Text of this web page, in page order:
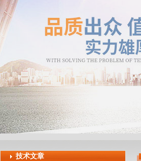
上海申思特自动化设备有
技术文章